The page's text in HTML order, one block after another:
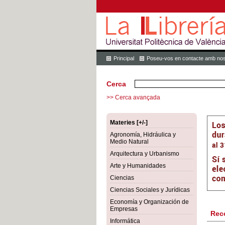
Principal Poseu-vos en contacte amb
Cerca
>> Cerca avançada
Materies [+/-]
Agronomía, Hidráulica y
Medio Natural
Arquitectura y Urbanismo
Arte y Humanidades
Ciencias
Ciencias Sociales y Jurídicas
Economía y Organización de
Empresas
Informática